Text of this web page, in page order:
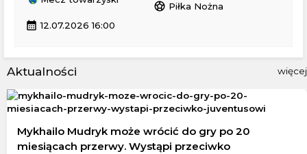
sports_soccer Piłka Nożna
calendar_month 12.07.2026 16:00
Aktualności więcej
Mykhailo Mudryk może wrócić do gry po 20
miesiącach przerwy. Wystąpi przeciwko